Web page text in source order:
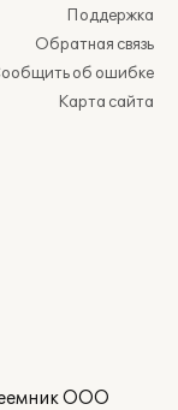
Поддержка
Обратная связь
об ошибке
Карта сайта
ООО